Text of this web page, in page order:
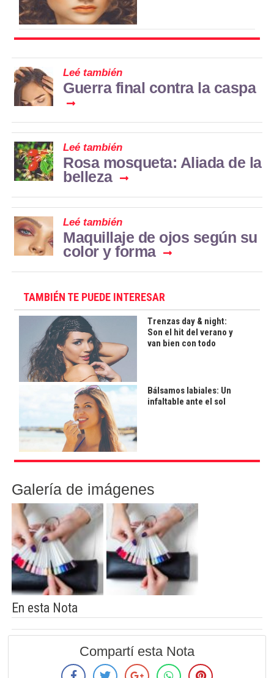
Leé también
Guerra final contra la caspa
Leé también
Rosa mosqueta: Aliada de la
belleza
Leé también
Maquillaje de ojos según su
color y forma
TAMBIÉN TE PUEDE INTERESAR
Trenzas day & night:
Son el hit del verano y
van bien con todo
Bálsamos labiales: Un
infaltable ante el sol
Galería de imágenes
En esta Nota
Compartí esta Nota